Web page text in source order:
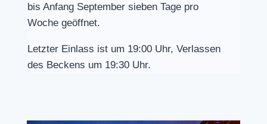
bis Anfang September sieben Tage pro
Woche geöffnet.
Letzter Einlass ist um 19:00 Uhr, Verlassen
des Beckens um 19:30 Uhr.